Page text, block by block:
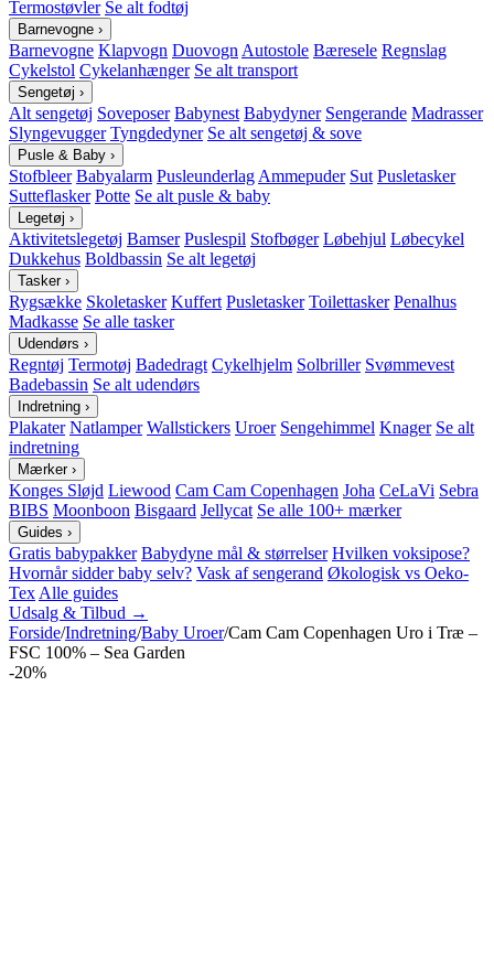
Termostøvler Se alt fodtøj
Barnevogne ›
Barnevogne Klapvogn Duovogn Autostole Bæresele Regnslag
Cykelstol Cykelanhænger Se alt transport
Sengetøj ›
Alt sengetøj Soveposer Babynest Babydyner Sengerande Madrasser
Slyngevugger Tyngdedyner Se alt sengetøj & sove
Pusle & Baby ›
Stofbleer Babyalarm Pusleunderlag Ammepuder Sut Pusletasker
Sutteflasker Potte Se alt pusle & baby
Legetøj ›
Aktivitetslegetøj Bamser Puslespil Stofbøger Løbehjul Løbecykel
Dukkehus Boldbassin Se alt legetøj
Tasker ›
Rygsække Skoletasker Kuffert Pusletasker Toilettasker Penalhus
Madkasse Se alle tasker
Udendørs ›
Regntøj Termotøj Badedragt Cykelhjelm Solbriller Svømmevest
Badebassin Se alt udendørs
Indretning ›
Plakater Natlamper Wallstickers Uroer Sengehimmel Knager Se alt
indretning
Mærker ›
Konges Sløjd Liewood Cam Cam Copenhagen Joha CeLaVi Sebra
BIBS Moonboon Bisgaard Jellycat Se alle 100+ mærker
Guides ›
Gratis babypakker Babydyne mål & størrelser Hvilken voksipose?
Hvornår sidder baby selv? Vask af sengerand Økologisk vs Oeko-
Tex Alle guides
Udsalg & Tilbud →
Forside/Indretning/Baby Uroer/Cam Cam Copenhagen Uro i Træ –
FSC 100% – Sea Garden
-20%